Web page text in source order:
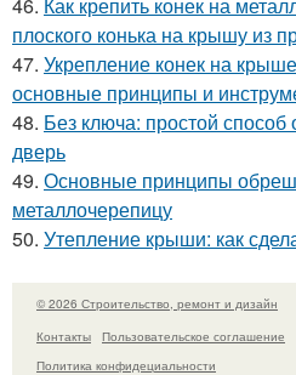
плоского конька на крышу из
47. Укрепление конек на
основные принципы и
48. Без ключа: простой способ
дверь
49. Основные принципы
металлочерепицу
50. Утепление крыши: как
© 2026 Строительство, ремонт и дизайн
Контакты
Пользовательское соглашение
Политика конфидециальности